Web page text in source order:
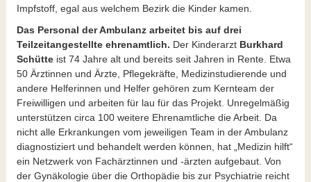
Impfstoff, egal aus welchem Bezirk die Kinder kamen.
Das Personal der Ambulanz arbeitet bis auf drei
Teilzeitangestellte ehrenamtlich. Der Kinderarzt Burkhard
Schütteist 74 Jahre alt und bereits seit Jahren in Rente. Etwa
50 Ärztinnen und Ärzte, Pflegekräfte, Medizinstudierende und
andere Helferinnen und Helfer gehören zum Kernteam der
Freiwilligen und arbeiten für lau für das Projekt. Unregelmäßig
unterstützen circa 100 weitere Ehrenamtliche die Arbeit. Da
nicht alle Erkrankungen vom jeweiligen Team in der Ambulanz
diagnostiziert und behandelt werden können, hat „Medizin hilft“
ein Netzwerk von Fachärztinnen und -ärzten aufgebaut. Von
der Gynäkologie über die Orthopädie bis zur Psychiatrie reicht